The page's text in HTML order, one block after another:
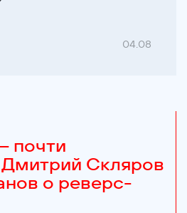
04.08
почти
Скляров
о реверс-